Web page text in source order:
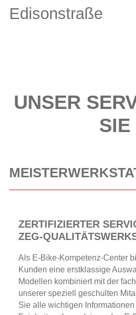
Edisonstraße
UNSER
SIE
ZERTIFIZIERTER
ZEG-
Als E-Bike-Kompetenz-Center
Kunden eine erstklassige
Modellen kombiniert mit der
unserer speziell geschulten
Sie alle wichtigen